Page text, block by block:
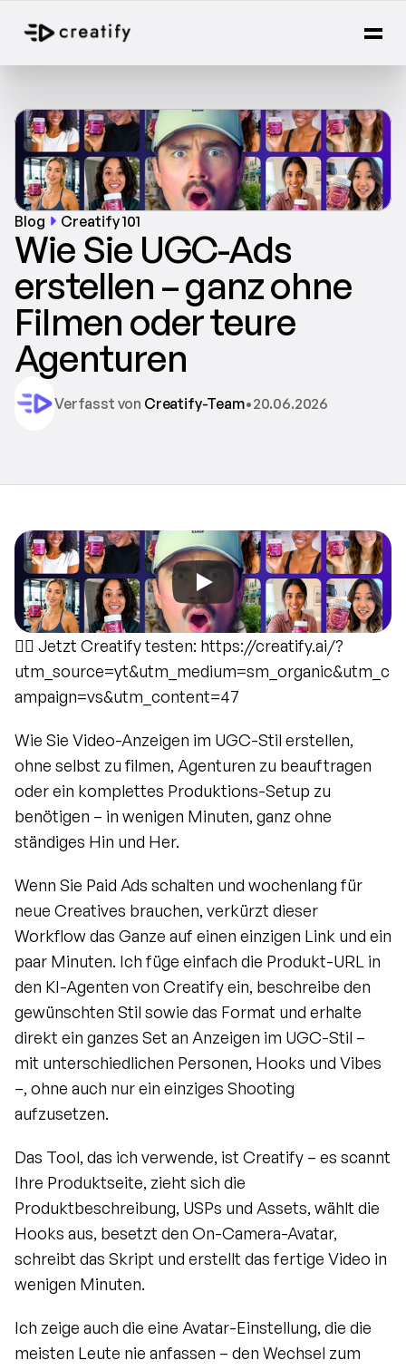
Blog Creatify 101
Wie Sie UGC-Ads
erstellen – ganz ohne
Filmen oder teure
Agenturen
Verfasst von Creatify-Team•20.06.2026
👉🏻 Jetzt Creatify testen: https://creatify.ai/?
utm_source=yt&utm_medium=sm_organic&utm_c
ampaign=vs&utm_content=47
Wie Sie Video-Anzeigen im UGC-Stil erstellen,
ohne selbst zu filmen, Agenturen zu beauftragen
oder ein komplettes Produktions-Setup zu
benötigen – in wenigen Minuten, ganz ohne
ständiges Hin und Her.
Wenn Sie Paid Ads schalten und wochenlang für
neue Creatives brauchen, verkürzt dieser
Workflow das Ganze auf einen einzigen Link und ein
paar Minuten. Ich füge einfach die Produkt-URL in
den KI-Agenten von Creatify ein, beschreibe den
gewünschten Stil sowie das Format und erhalte
direkt ein ganzes Set an Anzeigen im UGC-Stil –
mit unterschiedlichen Personen, Hooks und Vibes
–, ohne auch nur ein einziges Shooting
aufzusetzen.
Das Tool, das ich verwende, ist Creatify – es scannt
Ihre Produktseite, zieht sich die
Produktbeschreibung, USPs und Assets, wählt die
Hooks aus, besetzt den On-Camera-Avatar,
schreibt das Skript und erstellt das fertige Video in
wenigen Minuten.
Ich zeige auch die eine Avatar-Einstellung, die die
meisten Leute nie anfassen – den Wechsel zum